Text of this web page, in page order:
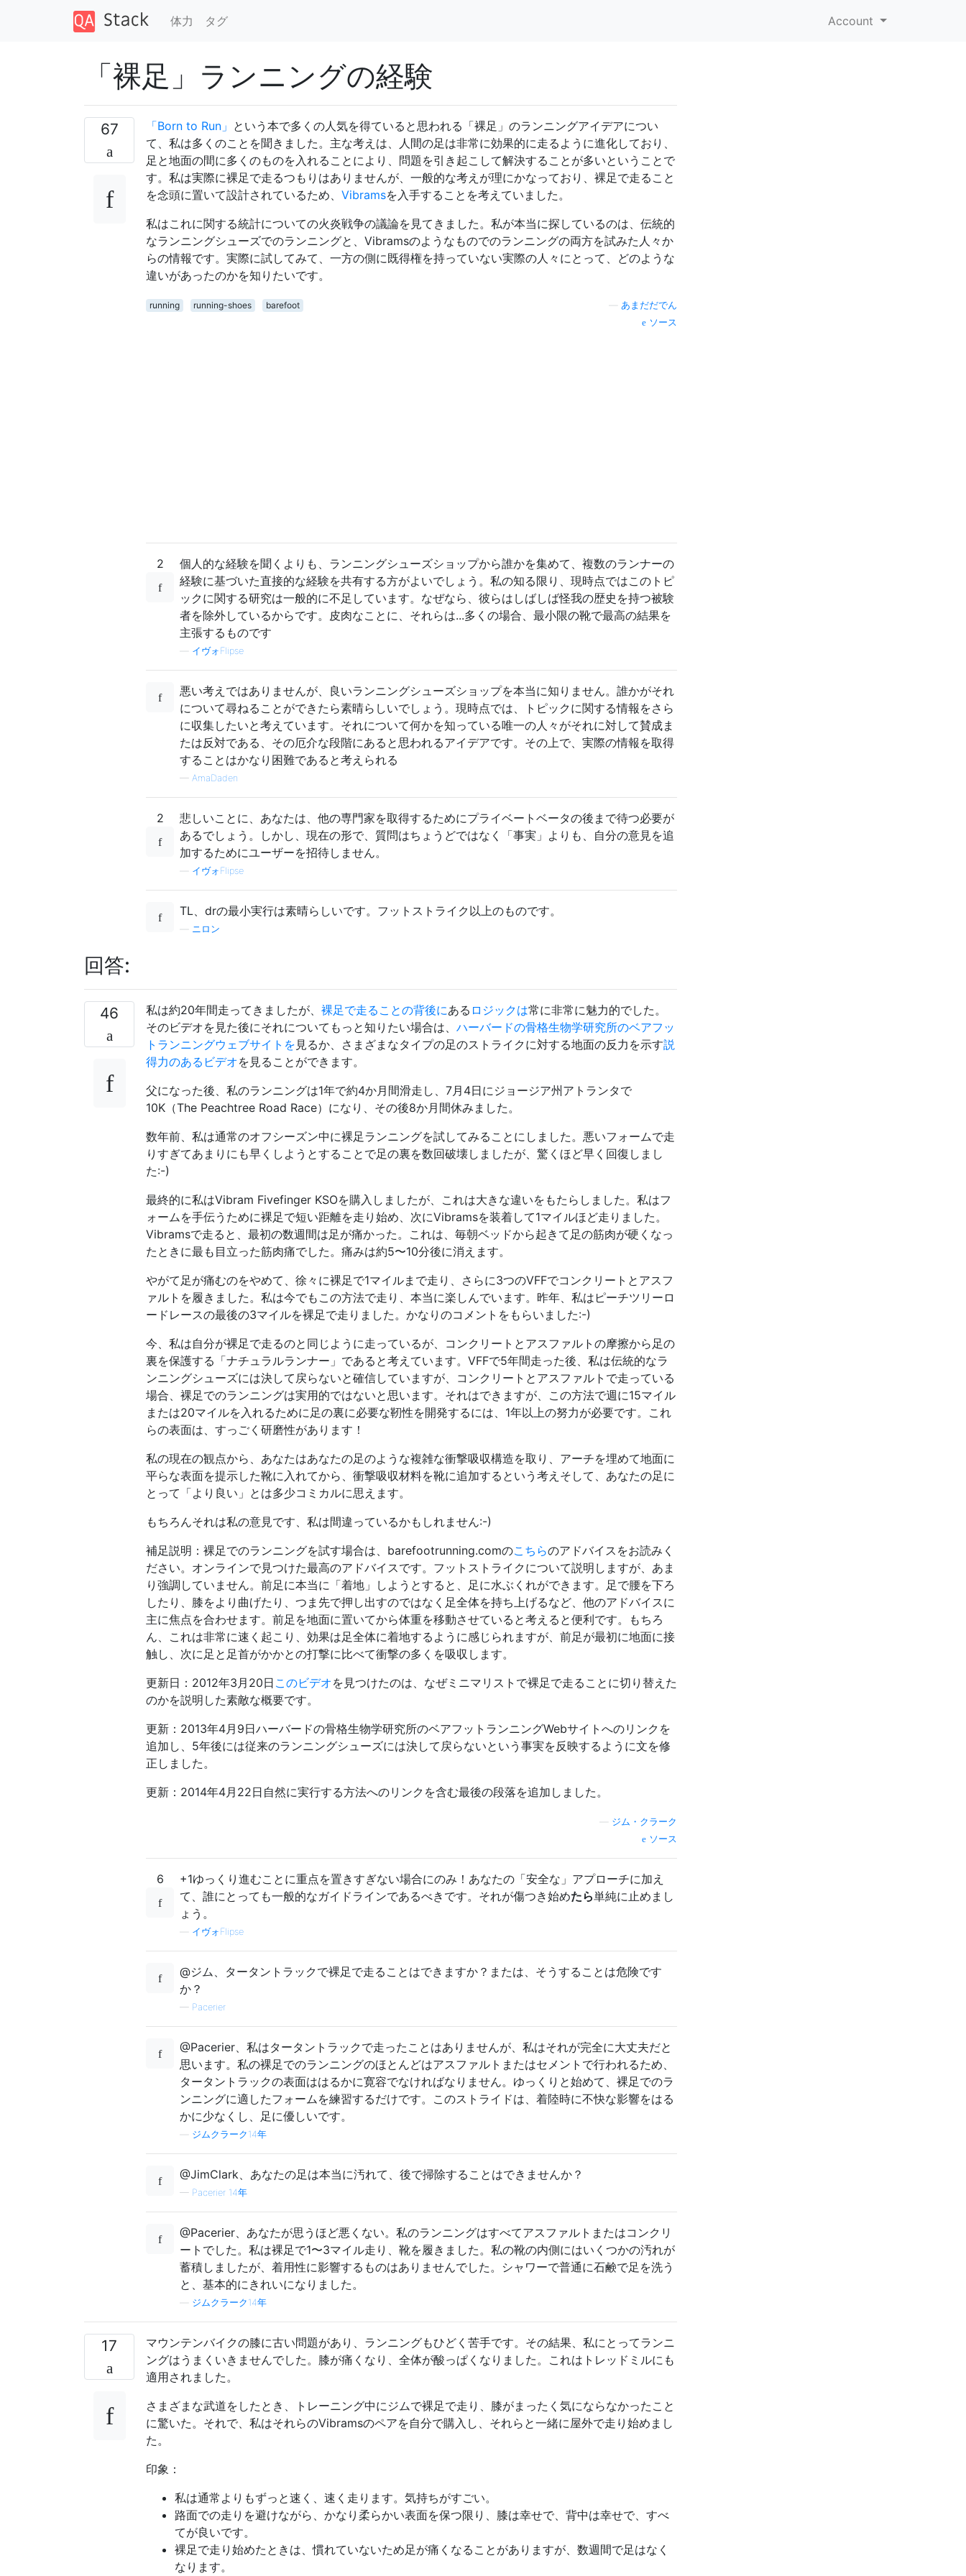
体力 タグ Account
「裸足」ランニングの経験
67 「Born to Run」 という本で多くの人気を得ていると思われる「裸足」のランニングアイデアについ
て、私は多くのことを聞きました。主な考えは、人間の足は非常に効果的に走るように進化しており、
足と地面の間に多くのものを入れることにより、問題を引き起こして解決することが多いということで
す。私は実際に裸足で走るつもりはありませんが、一般的な考えが理にかなっており、裸足で走ること
を念頭に置いて設計されているため、 Vibramsを入手することを考えていました。
私はこれに関する統計についての火炎戦争の議論を見てきました。私が本当に探しているのは、伝統的
なランニングシューズでのランニングと、Vibramsのようなものでのランニングの両方を試みた人々か
らの情報です。実際に試してみて、一方の側に既得権を持っていない実際の人々にとって、どのような
違いがあったのかを知りたいです。
running running-shoes barefoot
あまだだでん
ソース
2
個人的な経験を聞くよりも、ランニングシューズショップから誰かを集めて、複数のランナーの
経験に基づいた直接的な経験を共有する方がよいでしょう。私の知る限り、現時点ではこのトピ
ックに関する研究は一般的に不足しています。なぜなら、彼らはしばしば怪我の歴史を持つ被験
者を除外しているからです。皮肉なことに、それらは...多くの場合、最小限の靴で最高の結果を
主張するものです
イヴォFlipse
悪い考えではありませんが、良いランニングシューズショップを本当に知りません。誰かがそれ
について尋ねることができたら素晴らしいでしょう。現時点では、トピックに関する情報をさら
に収集したいと考えています。それについて何かを知っている唯一の人々がそれに対して賛成ま
たは反対である、その厄介な段階にあると思われるアイデアです。その上で、実際の情報を取得
することはかなり困難であると考えられる
— AmaDaden
2
悲しいことに、あなたは、他の専門家を取得するためにプライベートベータの後まで待つ必要が
あるでしょう。しかし、現在の形で、質問はちょうどではなく「事実」よりも、自分の意見を追
加するためにユーザーを招待しません。
イヴォFlipse
TL、drの最小実行は素晴らしいです。フットストライク以上のものです。
ニロン
回答:
46 私は約20年間走ってきましたが、 裸足で走ることの背後にある ロジックは常に非常に魅力的でした。
そのビデオを見た後にそれについてもっと知りたい場合は、 ハーバードの骨格生物学研究所のベアフッ
トランニングウェブサイトを 見るか、さまざまなタイプの足のストライクに対する地面の反力を示す説
得力のあるビデオを見ることができます。
父になった後、私のランニングは1年で約4か月間滑走し、7月4日にジョージア州アトランタで
10K（The Peachtree Road Race）になり、その後8か月間休みました。
数年前、私は通常のオフシーズン中に裸足ランニングを試してみることにしました。悪いフォームで走
りすぎてあまりにも早くしようとすることで足の裏を数回破壊しましたが、驚くほど早く回復しまし
た:-)
最終的に私はVibram Fivefinger KSOを購入しましたが、これは大きな違いをもたらしました。私はフ
ォームを手伝うために裸足で短い距離を走り始め、次にVibramsを装着して1マイルほど走りました。
Vibramsで走ると、最初の数週間は足が痛かった。これは、毎朝ベッドから起きて足の筋肉が硬くなっ
たときに最も目立った筋肉痛でした。痛みは約5〜10分後に消えます。
やがて足が痛むのをやめて、徐々に裸足で1マイルまで走り、さらに3つのVFFでコンクリートとアスフ
ァルトを履きました。私は今でもこの方法で走り、本当に楽しんでいます。昨年、私はピーチツリーロ
ードレースの最後の3マイルを裸足で走りました。かなりのコメントをもらいました:-)
今、私は自分が裸足で走るのと同じように走っているが、コンクリートとアスファルトの摩擦から足の
裏を保護する「ナチュラルランナー」であると考えています。VFFで5年間走った後、私は伝統的なラ
ンニングシューズには決して戻らないと確信していますが、コンクリートとアスファルトで走っている
場合、裸足でのランニングは実用的ではないと思います。それはできますが、この方法で週に15マイル
または20マイルを入れるために足の裏に必要な靭性を開発するには、1年以上の努力が必要です。これ
らの表面は、すっごく研磨性があります！
私の現在の観点から、あなたはあなたの足のような複雑な衝撃吸収構造を取り、アーチを埋めて地面に
平らな表面を提示した靴に入れてから、衝撃吸収材料を靴に追加するという考えそして、あなたの足に
とって「より良い」とは多少コミカルに思えます。
もちろんそれは私の意見です、私は間違っているかもしれません:-)
補足説明：裸足でのランニングを試す場合は、barefootrunning.comのこちらのアドバイスをお読みく
ださい。オンラインで見つけた最高のアドバイスです。フットストライクについて説明しますが、あま
り強調していません。前足に本当に「着地」しようとすると、足に水ぶくれができます。足で腰を下ろ
したり、膝をより曲げたり、つま先で押し出すのではなく足全体を持ち上げるなど、他のアドバイスに
主に焦点を合わせます。前足を地面に置いてから体重を移動させていると考えると便利です。もちろ
ん、これは非常に速く起こり、効果は足全体に着地するように感じられますが、前足が最初に地面に接
触し、次に足と足首がかかとの打撃に比べて衝撃の多くを吸収します。
更新日：2012年3月20日 このビデオを見つけたのは、なぜミニマリストで裸足で走ることに切り替えた
のかを説明した素敵な概要です。
更新：2013年4月9日ハーバードの骨格生物学研究所のベアフットランニングWebサイトへのリンクを
追加し、5年後には従来のランニングシューズには決して戻らないという事実を反映するように文を修
正しました。
更新：2014年4月22日自然に実行する方法へのリンクを含む最後の段落を追加しました。
ジム・クラーク
ソース
6
+1ゆっくり進むことに重点を置きすぎない場合にのみ！あなたの「安全な」アプローチに加え
て、誰にとっても一般的なガイドラインであるべきです。それが傷つき始めたら単純に止めまし
ょう。
イヴォFlipse
@ジム、タータントラックで裸足で走ることはできますか？または、そうすることは危険です
か？
— Pacerier
@Pacerier、私はタータントラックで走ったことはありませんが、私はそれが完全に大丈夫だと
思います。私の裸足でのランニングのほとんどはアスファルトまたはセメントで行われるため、
タータントラックの表面ははるかに寛容でなければなりません。ゆっくりと始めて、裸足でのラ
ンニングに適したフォームを練習するだけです。このストライドは、着陸時に不快な影響をはる
かに少なくし、足に優しいです。
ジムクラーク14年
@JimClark、あなたの足は本当に汚れて、後で掃除することはできませんか？
— Pacerier 14年
@Pacerier、あなたが思うほど悪くない。私のランニングはすべてアスファルトまたはコンクリ
ートでした。私は裸足で1〜3マイル走り、靴を履きました。私の靴の内側にはいくつかの汚れが
蓄積しましたが、着用性に影響するものはありませんでした。シャワーで普通に石鹸で足を洗う
と、基本的にきれいになりました。
ジムクラーク14年
17
マウンテンバイクの膝に古い問題があり、ランニングもひどく苦手です。その結果、私にとってランニ
ングはうまくいきませんでした。膝が痛くなり、全体が酸っぱくなりました。これはトレッドミルにも
適用されました。
さまざまな武道をしたとき、トレーニング中にジムで裸足で走り、膝がまったく気にならなかったこと
に驚いた。それで、私はそれらのVibramsのペアを自分で購入し、それらと一緒に屋外で走り始めまし
た。
印象：
私は通常よりもずっと速く、速く走ります。気持ちがすごい。
路面での走りを避けながら、かなり柔らかい表面を保つ限り、膝は幸せで、背中は幸せで、すべ
てが良いです。
裸足で走り始めたときは、慣れていないため足が痛くなることがありますが、数週間で足はなく
なります。